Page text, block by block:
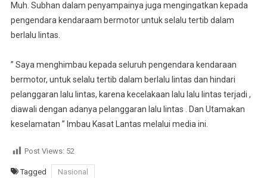
Muh. Subhan dalam penyampainya juga mengingatkan kepada
pengendara kendaraam bermotor untuk selalu tertib dalam
berlalu lintas.
” Saya menghimbau kepada seluruh pengendara kendaraan
bermotor, untuk selalu tertib dalam berlalu lintas dan hindari
pelanggaran lalu lintas, karena kecelakaan lalu lalu lintas terjadi ,
diawali dengan adanya pelanggaran lalu lintas . Dan Utamakan
keselamatan ” Imbau Kasat Lantas melalui media ini.
Post Views: 52
Tagged Nasional